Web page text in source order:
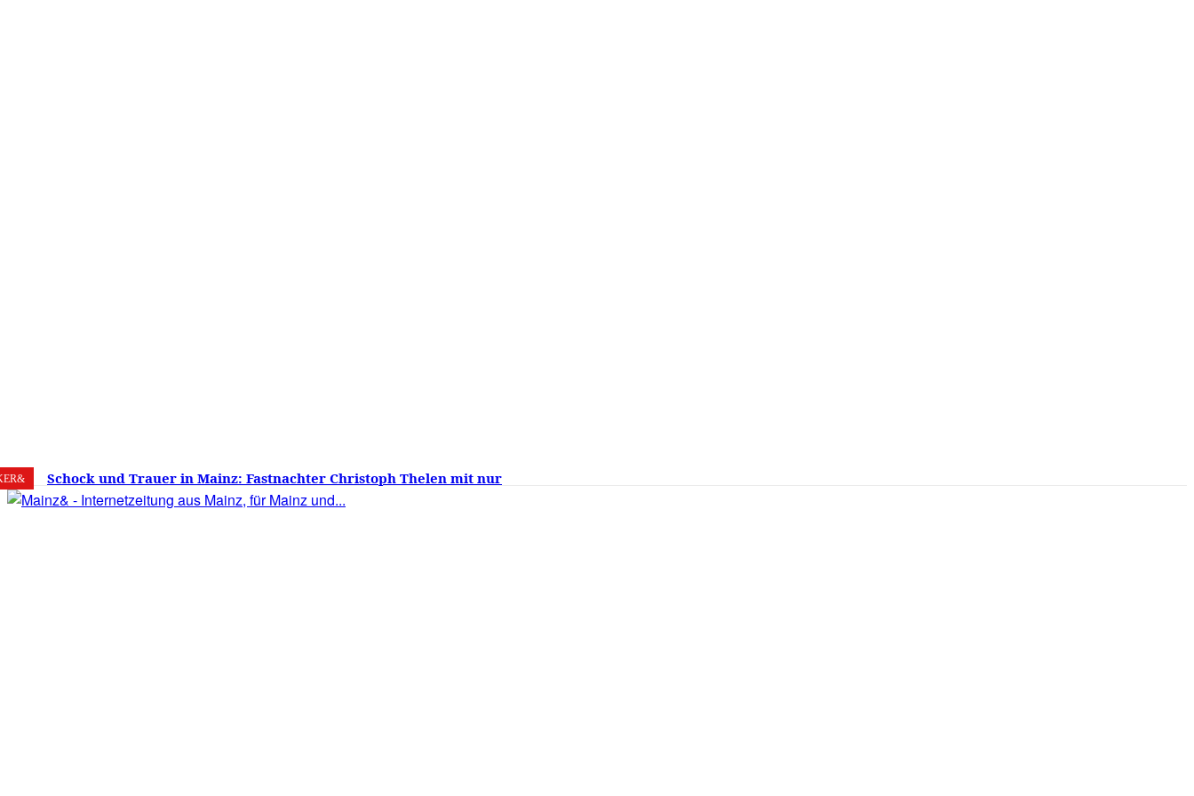
6. August 2026 22.7 Mainz
Schock und Trauer in Mainz: Fastnachter Christoph Thelen mit nur
60 Jahren gestorben – Was ist die Fastnacht ohne…?